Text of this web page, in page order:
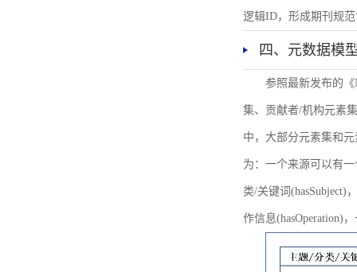
逻辑ID，形成期刊规
四、元数据模
参照最新发布的
集、贡献者/机构元素
中，大部分元素集和
为：一个来源可以有
类/关键词(hasSubject)
作信息(hasOperation)